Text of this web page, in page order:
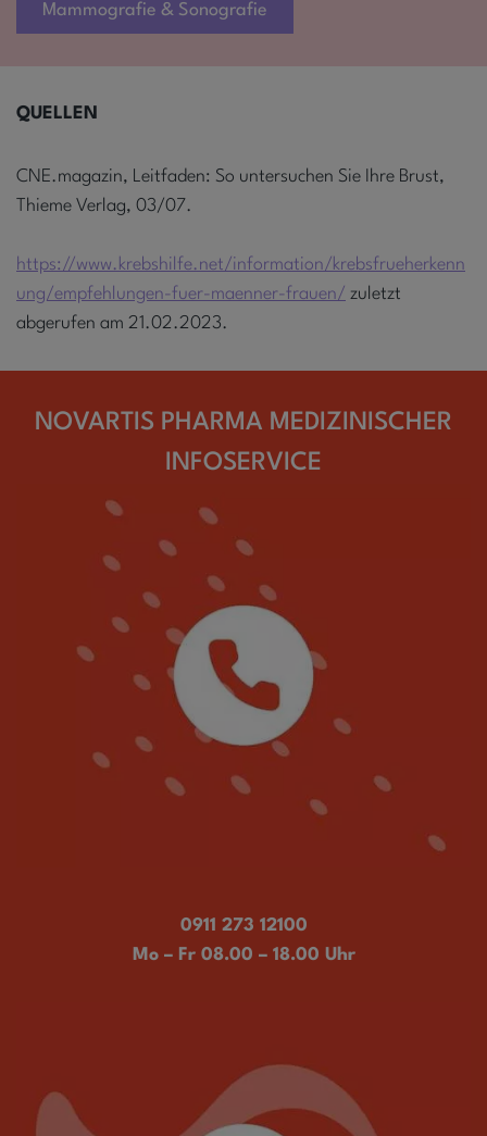
Mammografie & Sonografie
QUELLEN
CNE.magazin, Leitfaden: So untersuchen Sie Ihre Brust,
Thieme Verlag, 03/07.
https://www.krebshilfe.net/information/krebsfrueherkenn
ung/empfehlungen-fuer-maenner-frauen/ zuletzt
abgerufen am 21.02.2023.
NOVARTIS PHARMA MEDIZINISCHER
INFOSERVICE
0911 273 12100
Mo – Fr 08.00 – 18.00 Uhr